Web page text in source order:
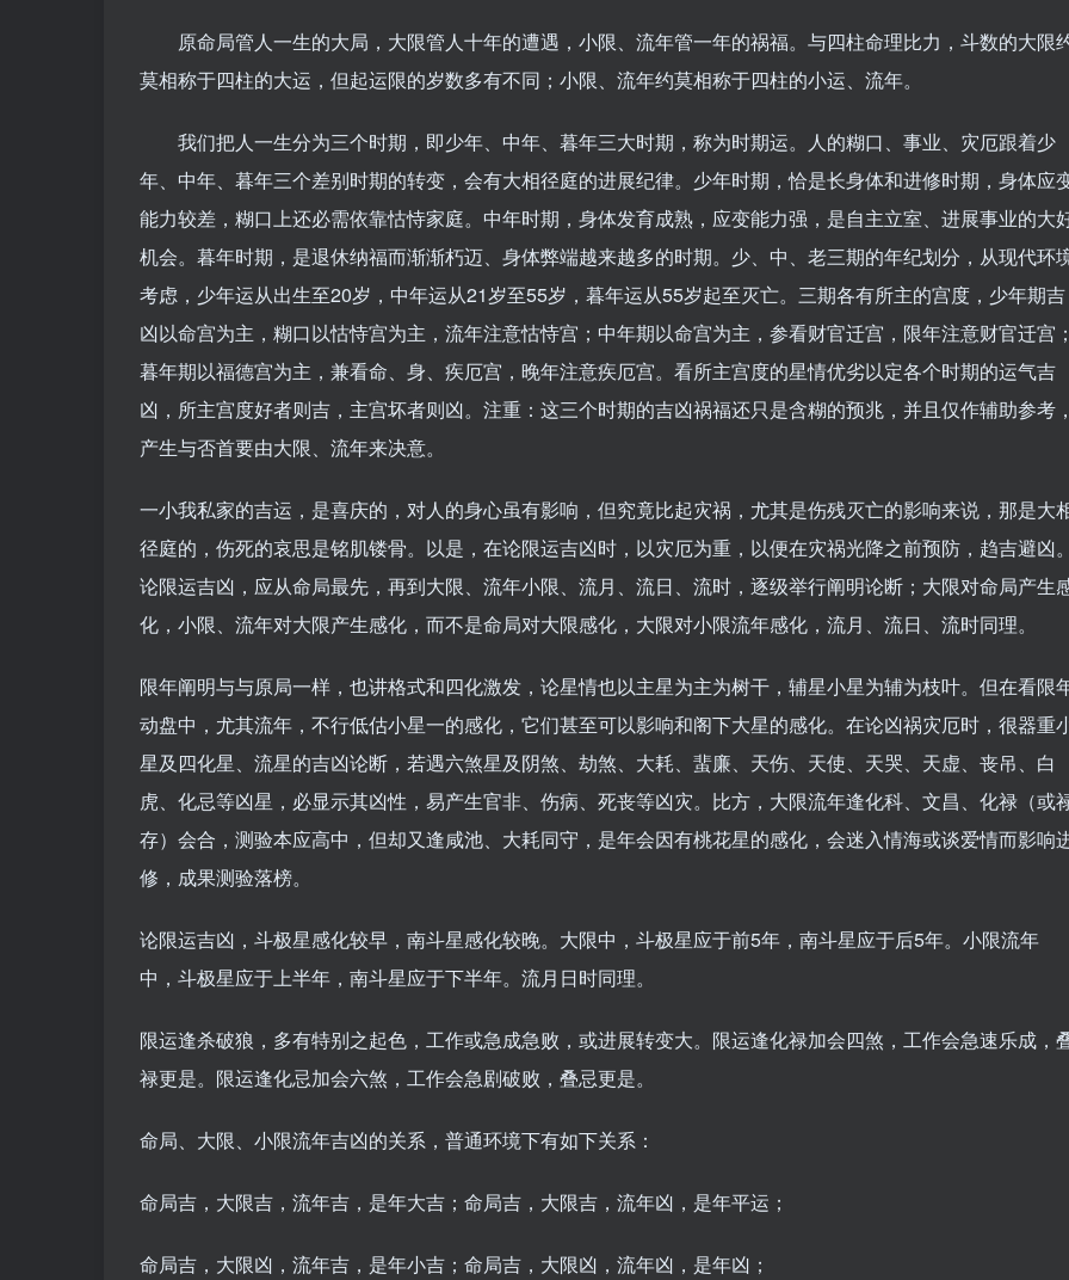
原命局管人一生的大局，大限管人十年的遭遇，小限、流年管一年的祸福。与四柱命理比力，斗数的大限
莫相称于四柱的大运，但起运限的岁数多有不同；小限、流年约莫相称于四柱的小运、流年。
我们把人一生分为三个时期，即少年、中年、暮年三大时期，称为时期运。人的糊口、事业、灾厄跟着少
年、中年、暮年三个差别时期的转变，会有大相径庭的进展纪律。少年时期，恰是长身体和进修时期，身体应
能力较差，糊口上还必需依靠怙恃家庭。中年时期，身体发育成熟，应变能力强，是自主立室、进展事业的大
机会。暮年时期，是退休纳福而渐渐朽迈、身体弊端越来越多的时期。少、中、老三期的年纪划分，从现代环
考虑，少年运从出生至20岁，中年运从21岁至55岁，暮年运从55岁起至灭亡。三期各有所主的宫度，少年期吉
凶以命宫为主，糊口以怙恃宫为主，流年注意怙恃宫；中年期以命宫为主，参看财官迁宫，限年注意财官迁宫；
暮年期以福德宫为主，兼看命、身、疾厄宫，晚年注意疾厄宫。看所主宫度的星情优劣以定各个时期的运气吉
凶，所主宫度好者则吉，主宫坏者则凶。注重：这三个时期的吉凶祸福还只是含糊的预兆，并且仅作辅助参考，
产生与否首要由大限、流年来决意。
一小我私家的吉运，是喜庆的，对人的身心虽有影响，但究竟比起灾祸，尤其是伤残灭亡的影响来说，那是大
径庭的，伤死的哀思是铭肌镂骨。以是，在论限运吉凶时，以灾厄为重，以便在灾祸光降之前预防，趋吉避凶。
论限运吉凶，应从命局最先，再到大限、流年小限、流月、流日、流时，逐级举行阐明论断；大限对命局产生
化，小限、流年对大限产生感化，而不是命局对大限感化，大限对小限流年感化，流月、流日、流时同理。
限年阐明与与原局一样，也讲格式和四化激发，论星情也以主星为主为树干，辅星小星为辅为枝叶。但在看限
动盘中，尤其流年，不行低估小星一的感化，它们甚至可以影响和阁下大星的感化。在论凶祸灾厄时，很器重
星及四化星、流星的吉凶论断，若遇六煞星及阴煞、劫煞、大耗、蜚廉、天伤、天使、天哭、天虚、丧吊、白
虎、化忌等凶星，必显示其凶性，易产生官非、伤病、死丧等凶灾。比方，大限流年逢化科、文昌、化禄（或
存）会合，测验本应高中，但却又逢咸池、大耗同守，是年会因有桃花星的感化，会迷入情海或谈爱情而影响
修，成果测验落榜。
论限运吉凶，斗极星感化较早，南斗星感化较晚。大限中，斗极星应于前5年，南斗星应于后5年。小限流年
中，斗极星应于上半年，南斗星应于下半年。流月日时同理。
限运逢杀破狼，多有特别之起色，工作或急成急败，或进展转变大。限运逢化禄加会四煞，工作会急速乐成，
禄更是。限运逢化忌加会六煞，工作会急剧破败，叠忌更是。
命局、大限、小限流年吉凶的关系，普通环境下有如下关系：
命局吉，大限吉，流年吉，是年大吉；命局吉，大限吉，流年凶，是年平运；
命局吉，大限凶，流年吉，是年小吉；命局吉，大限凶，流年凶，是年凶；